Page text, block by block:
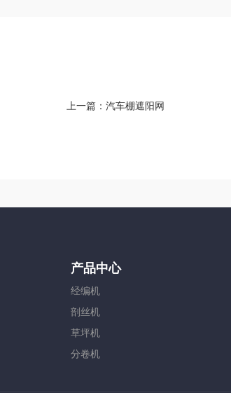
上一篇： 汽车棚遮阳网
产品中心
经编机
剖丝机
草坪机
分卷机